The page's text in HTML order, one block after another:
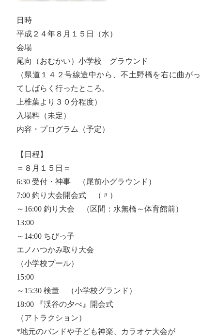
日時
平成２４年８月１５日（水）
会場
尾向（おむかい）小学校 グラウンド
（県道１４２号線途中から、不土野橋を右に曲がっ
てしばらく行ったところ。
上椎葉より３０分程度）
入場料（未定）
内容・プログラム（予定）
【日程】
＝８月１５日＝
6:30 受付・神事 （尾前小グラウンド）
7:00 釣り大会開会式 （〃）
～16:00 釣り大会 （区間：水無橋～体育館前）
13:00
～14:00 ちびっ子
エノハつかみ取り大会
（小学校プール）
15:00
～15:30 検量 （小学校グランド）
18:00 『渓谷の夕べ』開会式
（アトラクション）
*地元のバンドや子ども神楽、カラオケ大会が